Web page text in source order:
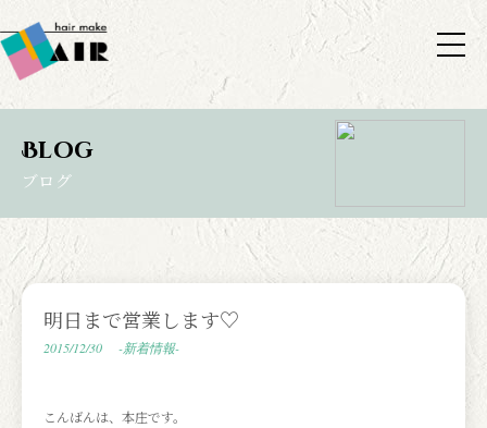
Blog
ブログ
明日まで営業します♡
2015/12/30 -新着情報-
こんばんは、本庄です。